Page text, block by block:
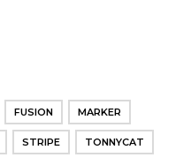
FUSION MARKER
STRIPE TONNYCAT